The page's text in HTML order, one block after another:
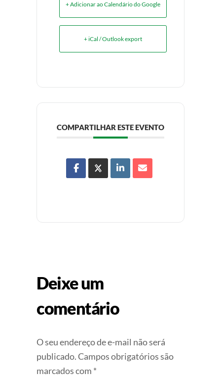
+ Adicionar ao Calendário do Google
+ iCal / Outlook export
COMPARTILHAR ESTE EVENTO
Deixe um
comentário
O seu endereço de e-mail não será
publicado.Campos obrigatórios são
marcados com *